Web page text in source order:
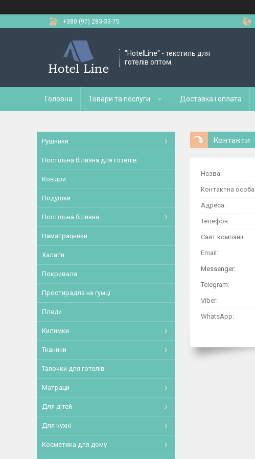
+380 (97) 283-33-75
"HotelLine" - текстиль для
готелів оптом.
Головна Товари та послуги Доставка і оплата
Контакти
Рушники
Постільна білизна для готелів
Ковдри
Подушки
Постільна білизна
Наматрацники
Халати
Покривала
Простирадла на гумці
Пледи
Килимки
Тканини
Тапочки для готелів
Матраци
Для дітей
Для кухні
Косметика для дому